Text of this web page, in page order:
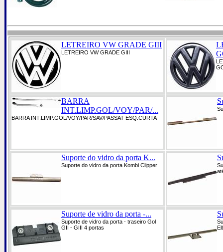
LETREIRO VW GRADE GIII
LETREIRO VW GRADE GIII
BARRA
INT.LIMP.GOL/VOY/PAR/...
BARRA INT.LIMP.GOL/VOY/PAR/SAV/PASSAT ESQ.CURTA
Suporte do vidro da porta K...
Suporte do vidro da porta Kombi Clipper
Suporte de vidro da porta -...
Suporte de vidro da porta - traseiro Gol
GII - GIII 4 portas